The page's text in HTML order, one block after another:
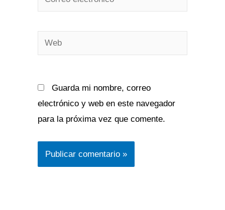
electrónico*
Web
Guarda mi nombre, correo
electrónico y web en este navegador
para la próxima vez que comente.